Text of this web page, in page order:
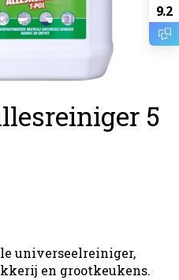
5
universeelreiniger,
en grootkeukens.
9.2